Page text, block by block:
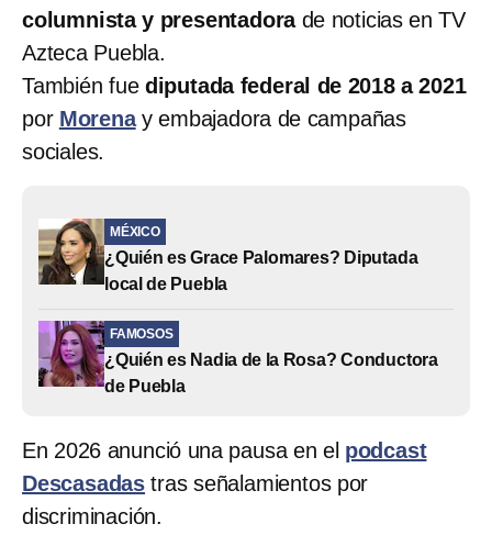
columnista y presentadorade noticias en TV
Azteca Puebla.
También fue diputada federal de 2018 a 2021
por Morenay embajadora de campañas
sociales.
MÉXICO
¿Quién es Grace Palomares? Diputada
local de Puebla
FAMOSOS
¿Quién es Nadia de la Rosa? Conductora
de Puebla
En 2026 anunció una pausa en el podcast
Descasadas tras señalamientos por
discriminación.